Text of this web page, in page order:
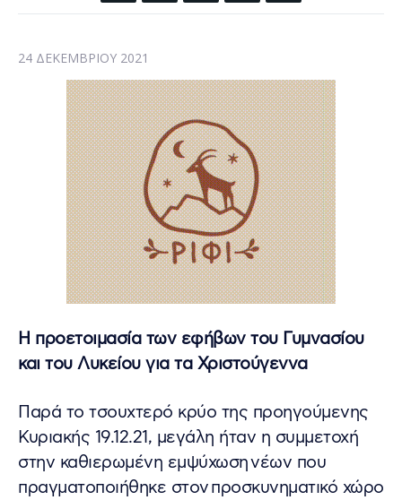
24 ΔΕΚΕΜΒΡΊΟΥ 2021
Η προετοιμασία των εφήβων του Γυμνασίου
και του Λυκείου για τα Χριστούγεννα
Παρά το τσουχτερό κρύο της προηγούμενης
Κυριακής 19.12.21, μεγάλη ήταν η συμμετοχή
στην καθιερωμένη εμψύχωση νέων που
πραγματοποιήθηκε στον προσκυνηματικό χώρο